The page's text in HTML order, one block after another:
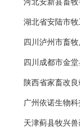
湖北省安陆市
四川泸州市畜
四川成都市金
陕西省家畜改
广州依诺生物
天津蓟县牧兴